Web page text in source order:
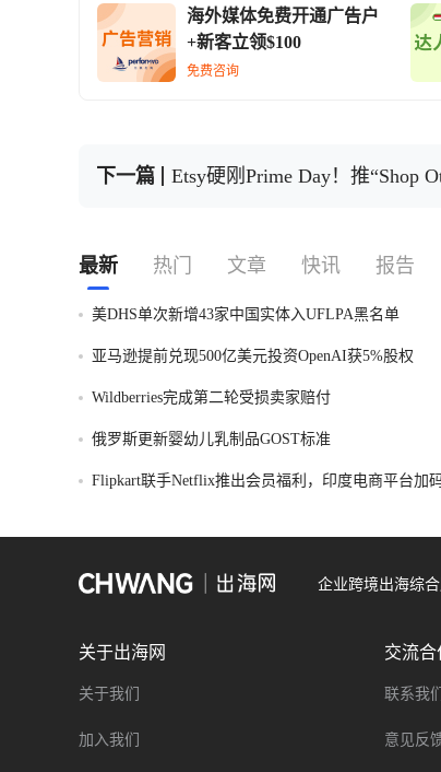
海外媒体免费开通广告户
+新客立领$100
免费咨询
下一篇 Etsy硬刚Prime Day！推“Shop
最新 热门 文章 快讯 报告
美DHS单次新增43家中国实体入UFLPA黑名单
亚马逊提前兑现500亿美元投资OpenAI获5%股权
Wildberries完成第二轮受损卖家赔付
俄罗斯更新婴幼儿乳制品GOST标准
Flipkart联手Netflix推出会员福利，印度电商平台加
企业跨境出海综
关于出海网
关于我们
加入我们
交流合
联系我们
意见反